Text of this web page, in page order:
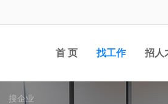
首 页 找工作 招人
搜企业